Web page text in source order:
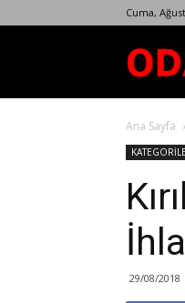
Cuma,
Ana Sayfa
29/08/2018